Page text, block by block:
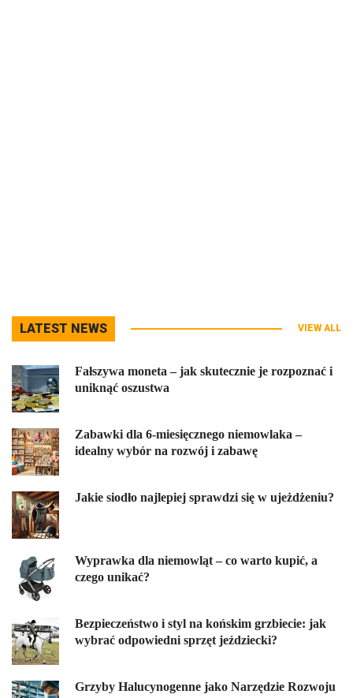
LATEST NEWS VIEW ALL
Fałszywa moneta – jak skutecznie je rozpoznać i
uniknąć oszustwa
Zabawki dla 6-miesięcznego niemowlaka –
idealny wybór na rozwój i zabawę
Jakie siodło najlepiej sprawdzi się w ujeżdżeniu?
Wyprawka dla niemowląt – co warto kupić, a
czego unikać?
Bezpieczeństwo i styl na końskim grzbiecie: jak
wybrać odpowiedni sprzęt jeździecki?
Grzyby Halucynogenne jako Narzędzie Rozwoju